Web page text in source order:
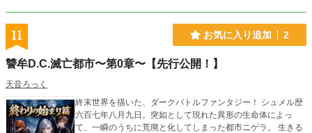
11 お気に入り追加 2
讐牟D.C.滅亡都市〜第0章〜【先行公開！】
天音ろっく
終末世界を描いた、ダークバトルファンタジー！ シュメル歴
六百七年八月九日。突如として現れた異形の生命体によっ
て、一瞬のうちに荒廃と化してしまった都市ニゲラ。 生きる